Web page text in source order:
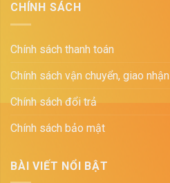
CHÍNH SÁCH
Chính sách thanh toán
Chính sách vận chuyển, giao nhận
Chính sách đổi trả
Chính sách bảo mật
BÀI VIẾT NỔI BẬT